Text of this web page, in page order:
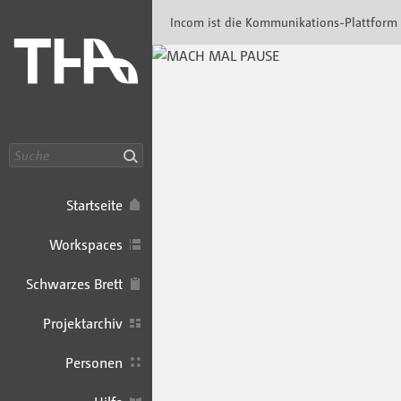
Startseite
Workspaces
Schwarzes Brett
Projektarchiv
Personen
Incom ist die Kommunikations-Plattform